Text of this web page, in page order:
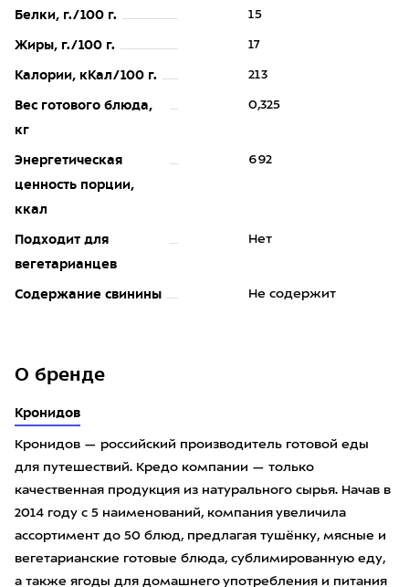
Белки, г./100 г. 15
Жиры, г./100 г. 17
Калории, кКал/100 г. 213
Вес готового блюда,
кг
0,325
Энергетическая
ценность порции,
ккал
692
Подходит для
вегетарианцев
Нет
Содержание свинины Не содержит
О бренде
Кронидов
Кронидов — российский производитель готовой еды
для путешествий. Кредо компании — только
качественная продукция из натурального сырья. Начав в
2014 году с 5 наименований, компания увеличила
ассортимент до 50 блюд, предлагая тушёнку, мясные и
вегетарианские готовые блюда, сублимированную еду,
а также ягоды для домашнего употребления и питания